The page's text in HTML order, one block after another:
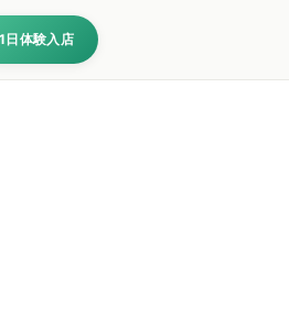
1日体験入店